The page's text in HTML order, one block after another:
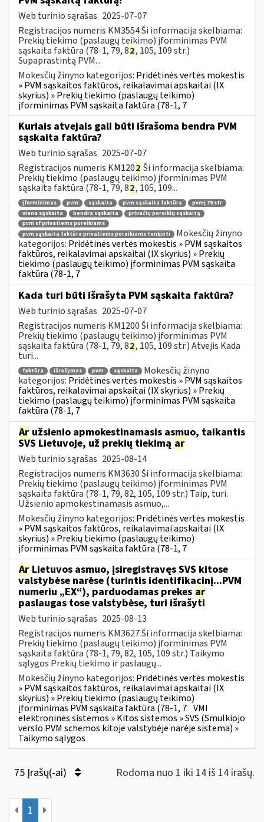
Web turinio sąrašas 2025-07-07
Registracijos numeris KM3554 Ši informacija skelbiama:
Prekių tiekimo (paslaugų teikimo) įforminimas PVM
sąskaita faktūra (78-1, 79, 82, 105, 109 str.)
Supaprastintą PVM...
Mokesčių žinyno kategorijos: Pridėtinės vertės mokestis
» PVM sąskaitos faktūros, reikalavimai apskaitai (IX
skyrius) » Prekių tiekimo (paslaugų teikimo)
įforminimas PVM sąskaita faktūra (78-1, 7
Kuriais atvejais gali būti išrašoma bendra PVM
sąskaita faktūra?
Web turinio sąrašas 2025-07-07
Registracijos numeris KM1202 Ši informacija skelbiama:
Prekių tiekimo (paslaugų teikimo) įforminimas PVM
sąskaita faktūra (78-1, 79, 82, 105, 109...
įforminimas pvm sąskaita pvm sąskaita faktūra
pvmį 79 str
viena sąskaita
bendra sąskaita
privačių poreikių sąskaitą
pvm sf privatiems poreikiams
pvm sąskaita faktūra privatiems poreikiams tenkinti
Mokesčių žinyno
kategorijos: Pridėtinės vertės mokestis » PVM sąskaitos
faktūros, reikalavimai apskaitai (IX skyrius) » Prekių
tiekimo (paslaugų teikimo) įforminimas PVM sąskaita
faktūra (78-1, 7
Kada turi būti išrašyta PVM sąskaita faktūra?
Web turinio sąrašas 2025-07-07
Registracijos numeris KM1200 Ši informacija skelbiama:
Prekių tiekimo (paslaugų teikimo) įforminimas PVM
sąskaita faktūra (78-1, 79, 82, 105, 109 str.) Atvejis Kada
turi...
faktūra išrašymas pvm sąskaita
Mokesčių žinyno
kategorijos: Pridėtinės vertės mokestis » PVM sąskaitos
faktūros, reikalavimai apskaitai (IX skyrius) » Prekių
tiekimo (paslaugų teikimo) įforminimas PVM sąskaita
faktūra (78-1, 7
Ar užsienio apmokestinamasis asmuo, taikantis
SVS Lietuvoje, už prekių tiekimą ar
Web turinio sąrašas 2025-08-14
Registracijos numeris KM3630 Ši informacija skelbiama:
Prekių tiekimo (paslaugų teikimo) įforminimas PVM
sąskaita faktūra (78-1, 79, 82, 105, 109 str.) Taip, turi.
Užsienio apmokestinamasis asmuo,...
Mokesčių žinyno kategorijos: Pridėtinės vertės mokestis
» PVM sąskaitos faktūros, reikalavimai apskaitai (IX
skyrius) » Prekių tiekimo (paslaugų teikimo)
įforminimas PVM sąskaita faktūra (78-1, 7
Ar Lietuvos asmuo, įsiregistravęs SVS kitose
valstybėse narėse (turintis identifikacinį...PVM
numeriu „EX“), parduodamas prekes ar
paslaugas tose valstybėse, turi išrašyti
Web turinio sąrašas 2025-08-13
Registracijos numeris KM3627 Ši informacija skelbiama:
Prekių tiekimo (paslaugų teikimo) įforminimas PVM
sąskaita faktūra (78-1, 79, 82, 105, 109 str.) Taikymo
sąlygos Prekių tiekimo ir paslaugų...
Mokesčių žinyno kategorijos: Pridėtinės vertės mokestis
» PVM sąskaitos faktūros, reikalavimai apskaitai (IX
skyrius) » Prekių tiekimo (paslaugų teikimo)
įforminimas PVM sąskaita faktūra (78-1, 7 VMI
elektroninės sistemos » Kitos sistemos » SVS (Smulkiojo
verslo PVM schemos kitoje valstybėje narėje sistema) »
Taikymo sąlygos
75 Įrašų(-ai) Rodoma nuo 1 iki 14 iš 14 irašų.
1